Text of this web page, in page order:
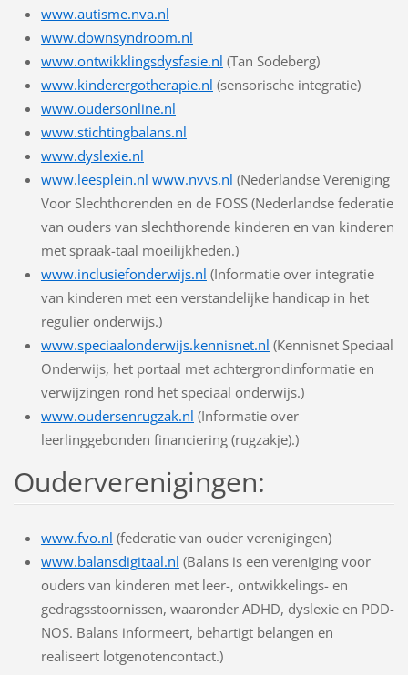
www.autisme.nva.nl
www.downsyndroom.nl
www.ontwikklingsdysfasie.nl (Tan Sodeberg)
www.kinderergotherapie.nl (sensorische integratie)
www.oudersonline.nl
www.stichtingbalans.nl
www.dyslexie.nl
www.leesplein.nl www.nvvs.nl (Nederlandse Vereniging
Voor Slechthorenden en de FOSS (Nederlandse federatie
van ouders van slechthorende kinderen en van kinderen
met spraak-taal moeilijkheden.)
www.inclusiefonderwijs.nl (Informatie over integratie
van kinderen met een verstandelijke handicap in het
regulier onderwijs.)
www.speciaalonderwijs.kennisnet.nl (Kennisnet Speciaal
Onderwijs, het portaal met achtergrondinformatie en
verwijzingen rond het speciaal onderwijs.)
www.oudersenrugzak.nl (Informatie over
leerlinggebonden financiering (rugzakje).)
Ouderverenigingen:
www.fvo.nl (federatie van ouder verenigingen)
www.balansdigitaal.nl (Balans is een vereniging voor
ouders van kinderen met leer-, ontwikkelings- en
gedragsstoornissen, waaronder ADHD, dyslexie en PDD-
NOS. Balans informeert, behartigt belangen en
realiseert lotgenotencontact.)